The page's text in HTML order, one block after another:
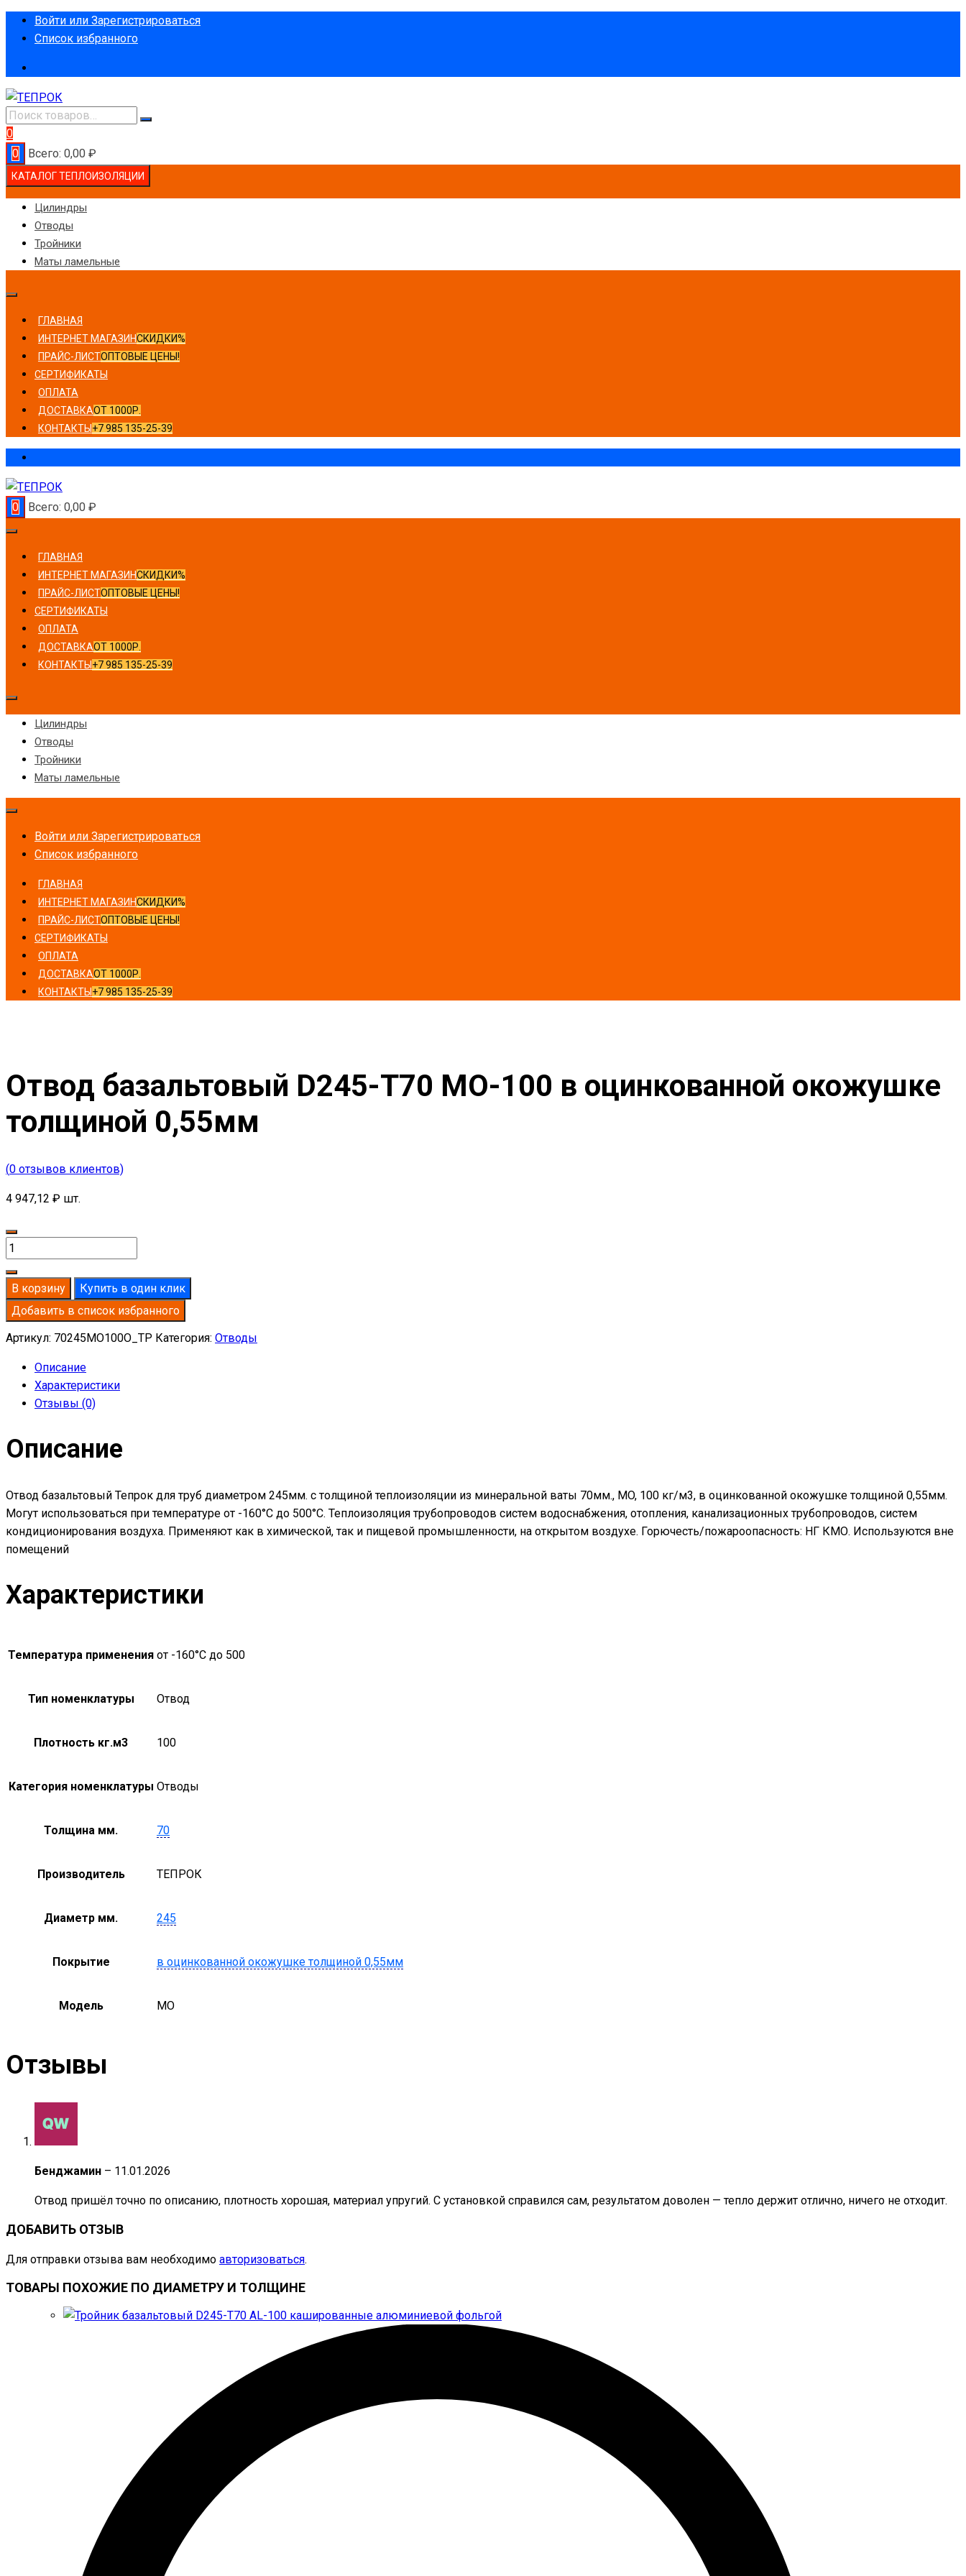
ПерейтиВойти или Зарегистрироваться
Список избранного
0
0
Всего: 0,00 ₽
КАТАЛОГ ТЕПЛОИЗОЛЯЦИИ
Цилиндры
Отводы
Тройники
Маты ламельные
ГЛАВНАЯ
ИНТЕРНЕТ МАГАЗИНСКИДКИ%
ПРАЙС-ЛИСТОПТОВЫЕ ЦЕНЫ!
СЕРТИФИКАТЫ
ОПЛАТА
ДОСТАВКАОТ 1000Р.
КОНТАКТЫ +7 985 135-25-39
0 Всего: 0,00 ₽
ГЛАВНАЯ
ИНТЕРНЕТ МАГАЗИНСКИДКИ%
ПРАЙС-ЛИСТОПТОВЫЕ ЦЕНЫ!
СЕРТИФИКАТЫ
ОПЛАТА
ДОСТАВКАОТ 1000Р.
КОНТАКТЫ +7 985 135-25-39
Цилиндры
Отводы
Тройники
Маты ламельные
Войти или Зарегистрироваться
Список избранного
ГЛАВНАЯ
ИНТЕРНЕТ МАГАЗИНСКИДКИ%
ПРАЙС-ЛИСТОПТОВЫЕ ЦЕНЫ!
СЕРТИФИКАТЫ
ОПЛАТА
ДОСТАВКАОТ 1000Р.
КОНТАКТЫ +7 985 135-25-39
Отвод базальтовый D245-T70 MO-100 в оцинкованной окожушке
толщиной 0,55мм
(0 отзывов клиентов)
4 947,12 ₽ шт.
Количество
товара
Отвод
базальтовый
D245-
T70
100
оцинкованной
толщиной
0,55мм
В корзину
Купить в один клик
Добавить в список избранного
Артикул: 70245MO100O_TP Категория: Отводы
Описание
Характеристики
Отзывы (0)
Описание
Отвод базальтовый Тепрок для труб диаметром 245мм. с толщиной теплоизоляции из минеральной ваты 70мм., MO, 100 кг/м3, в оцинкованной окожушке толщиной 0,55мм.
Могут использоваться при температуре от -160°С до 500°С. Теплоизоляция трубопроводов систем водоснабжения, отопления, канализационных трубопроводов, систем
кондиционирования воздуха. Применяют как в химической, так и пищевой промышленности, на открытом воздухе. Горючесть/пожароопасность: НГ КМО. Используются вне
помещений
Характеристики
Температура применения от -160°С до 500
Тип номенклатуры Отвод
Плотность кг.м3 100
Категория номенклатуры Отводы
Толщина мм. 70
Производитель ТЕПРОК
Диаметр мм. 245
Покрытие в оцинкованной окожушке толщиной 0,55мм
Модель MO
Отзывы
Бенджамин – 11.01.2026
Отвод пришёл точно по описанию, плотность хорошая, материал упругий. С установкой справился сам, результатом доволен — тепло держит отлично, ничего не отходит.
ДОБАВИТЬ ОТЗЫВ
Для отправки отзыва вам необходимо авторизоваться.
ТОВАРЫ ПОХОЖИЕ ПО ДИАМЕТРУ И ТОЛЩИНЕ